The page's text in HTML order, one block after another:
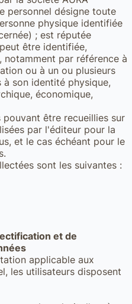
personnel désigne toute
physique identifiée
; est réputée
être identifiée,
par référence à
ou à un ou plusieurs
son identité physique,
économique,
être recueillies sur
par l'éditeur pour la
et le cas échéant pour le
sont les suivantes :
et de
applicable aux
les utilisateurs disposent